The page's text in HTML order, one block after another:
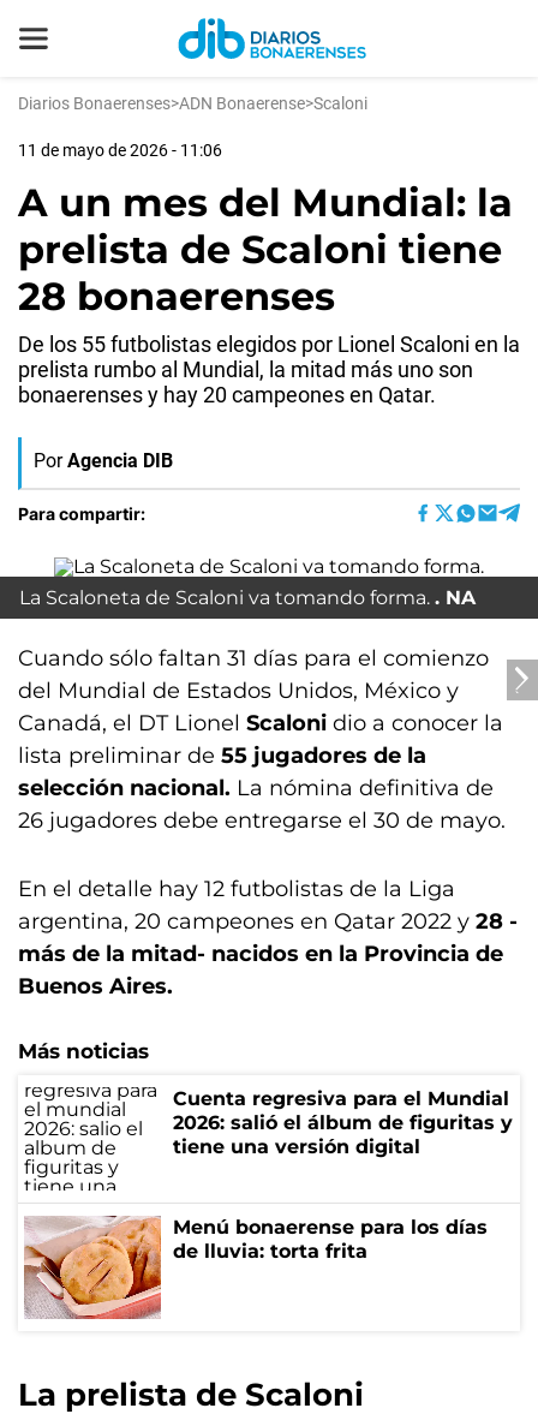
Diarios Bonaerenses>ADN Bonaerense>Scaloni
11 de mayo de 2026 - 11:06
A un mes del Mundial: la
prelista de Scaloni tiene
28 bonaerenses
De los 55 futbolistas elegidos por Lionel Scaloni en la
prelista rumbo al Mundial, la mitad más uno son
bonaerenses y hay 20 campeones en Qatar.
Por Agencia DIB
Para compartir:
La Scaloneta de Scaloni va tomando forma. NA
Cuando sólo faltan 31 días para el comienzo
del Mundial de Estados Unidos, México y
Canadá, el DT Lionel Scaloni dio a conocer la
lista preliminar de 55 jugadores de la
selección nacional. La nómina definitiva de
26 jugadores debe entregarse el 30 de mayo.
En el detalle hay 12 futbolistas de la Liga
argentina, 20 campeones en Qatar 2022 y 28 -
más de la mitad- nacidos en la Provincia de
Buenos Aires.
Más noticias
Cuenta regresiva para el Mundial
2026: salió el álbum de figuritas y
tiene una versión digital
Menú bonaerense para los días
de lluvia: torta frita
La prelista de Scaloni